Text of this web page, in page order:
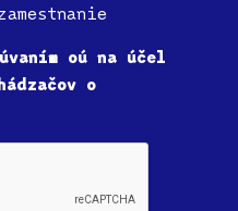
oú na účel
o